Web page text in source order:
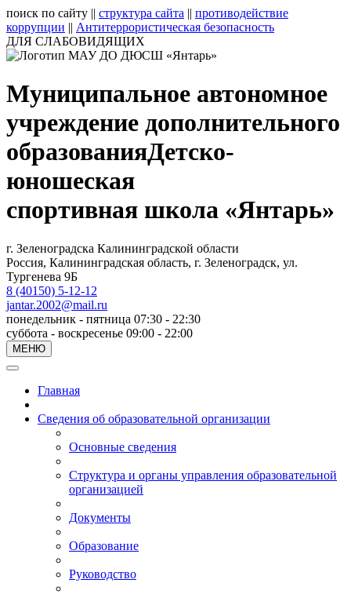
поиск по сайту || структура сайта || противодействие
коррупции || Антитеррористическая безопасность
ДЛЯ СЛАБОВИДЯЩИХ
Муниципальное автономное
учреждение дополнительного
образованияДетско-
юношеская
спортивная школа «Янтарь»
г. Зеленоградска Калининградской области
Россия, Калининградская область, г. Зеленоградск, ул.
Тургенева 9Б
8 (40150) 5-12-12
jantar.2002@mail.ru
понедельник - пятница 07:30 - 22:30
суббота - воскресенье 09:00 - 22:00
МЕНЮ
Главная
Сведения об образовательной организации
Основные сведения
Структура и органы управления образовательной
организацией
Документы
Образование
Руководство